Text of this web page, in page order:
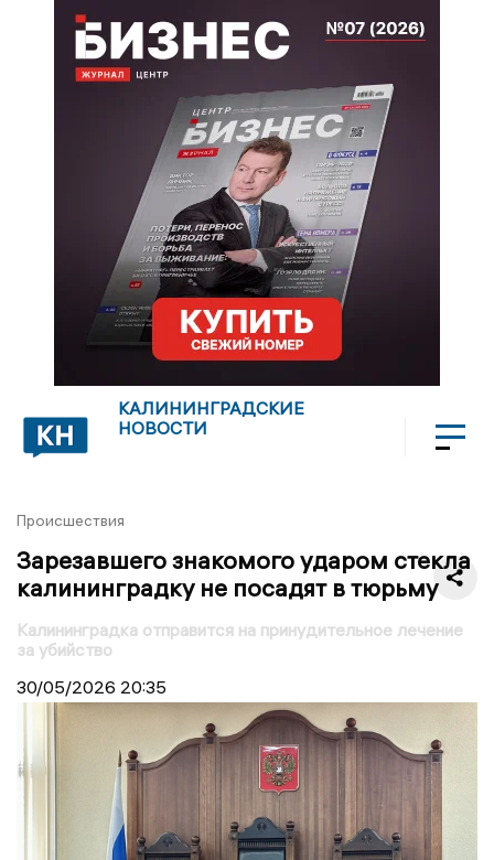
КАЛИНИНГРАДСКИЕ
НОВОСТИ
Происшествия
Зарезавшего знакомого ударом стекла
калининградку не посадят в тюрьму
Калининградка отправится на принудительное лечение
за убийство
30/05/2026 20:35